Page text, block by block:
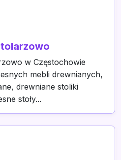
w Częstochowie
mebli drewnianych,
drewniane stoliki
stoły...